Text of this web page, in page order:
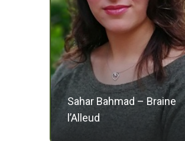
Sahar Bahmad – Braine
l’Alleud